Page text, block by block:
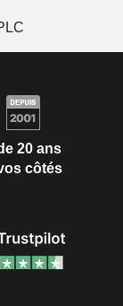
20 ans
côtés